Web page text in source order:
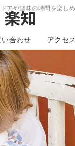
アや趣味の時間を楽し
知
い合わせ アクセ